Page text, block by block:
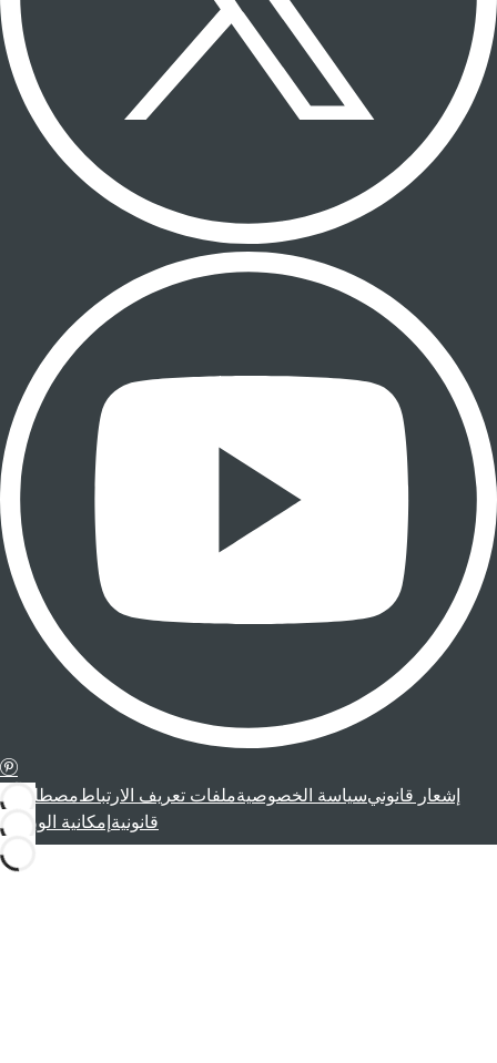
إشعار قانونيسياسة الخصوصيةملفات تعريف الارتباطمصطلحات
قانونية إمكانية الوصول